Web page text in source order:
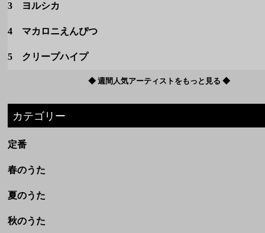
3 ヨルシカ
4 マカロニえんぴつ
5 クリープハイプ
◆ 週間人気アーティストをもっと見る ◆
カテゴリー
定番
春のうた
夏のうた
秋のうた